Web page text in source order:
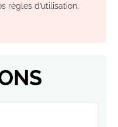
règles d’utilisation.